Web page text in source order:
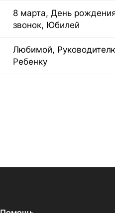
8 марта, День
звонок, Юбилей
Любимой,
Ребенку